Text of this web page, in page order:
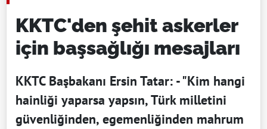
KKTC'den şehit askerler
için başsağlığı mesajları
KKTC Başbakanı Ersin Tatar: - "Kim hangi
hainliği yaparsa yapsın, Türk milletini
güvenliğinden, egemenliğinden mahrum